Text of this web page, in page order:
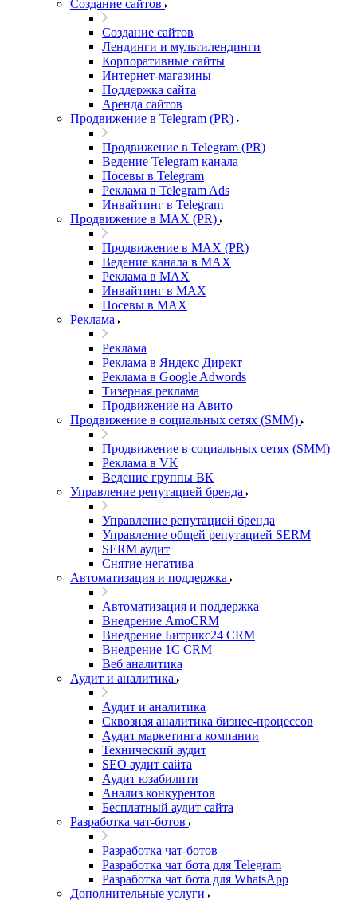
Создание сайтов
Создание сайтов
Лендинги и мультилендинги
Корпоративные сайты
Интернет-магазины
Поддержка сайта
Аренда сайтов
Продвижение в Telegram (PR)
Продвижение в Telegram (PR)
Ведение Telegram канала
Посевы в Telegram
Реклама в Telegram Ads
Инвайтинг в Telegram
Продвижение в MAX (PR)
Продвижение в MAX (PR)
Ведение канала в MAX
Реклама в MAX
Инвайтинг в MAX
Посевы в MAX
Реклама
Реклама
Реклама в Яндекс Директ
Реклама в Google Adwords
Тизерная реклама
Продвижение на Авито
Продвижение в социальных сетях (SMM)
Продвижение в социальных сетях (SMM)
Реклама в VK
Ведение группы ВК
Управление репутацией бренда
Управление репутацией бренда
Управление общей репутацией SERM
SERM аудит
Снятие негатива
Автоматизация и поддержка
Автоматизация и поддержка
Внедрение AmoCRM
Внедрение Битрикс24 CRM
Внедрение 1C CRM
Веб аналитика
Аудит и аналитика
Аудит и аналитика
Сквозная аналитика бизнес-процессов
Аудит маркетинга компании
Технический аудит
SEO аудит сайта
Аудит юзабилити
Анализ конкурентов
Бесплатный аудит сайта
Разработка чат-ботов
Разработка чат-ботов
Разработка чат бота для Telegram
Разработка чат бота для WhatsApp
Дополнительные услуги